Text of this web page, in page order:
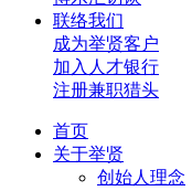
联络我们
成为举贤客户
加入人才银行
注册兼职猎头
首页
关于举贤
创始人理念